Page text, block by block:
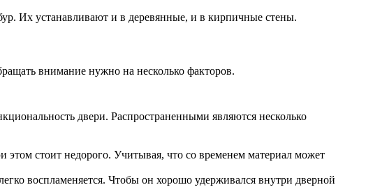
Их устанавливают и в деревянные, и в кирпичные стены.
внимание нужно на несколько факторов.
двери. Распространенными являются несколько
этом стоит недорого. Учитывая, что со временем материал может
воспламеняется. Чтобы он хорошо удерживался внутри дверной